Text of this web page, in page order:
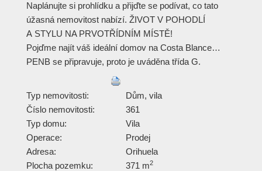
Naplánujte si prohlídku a přijďte se podívat, co tato
úžasná nemovitost nabízí. ŽIVOT V POHODLÍ
A STYLU NA PRVOTŘÍDNÍM MÍSTĚ!
Pojďme najít váš ideální domov na Costa Blance…
PENB se připravuje, proto je uváděna třída G.
Typ nemovitosti:
Dům, vila
Číslo nemovitosti:
361
Typ domu:
Vila
Operace:
Prodej
Adresa:
Orihuela
Plocha pozemku:
371 m2